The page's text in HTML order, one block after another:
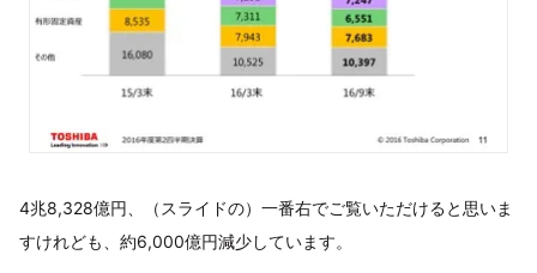
4兆8,328億円、（スライドの）一番右でご覧いただけると思いま
すけれども、約6,000億円減少しています。